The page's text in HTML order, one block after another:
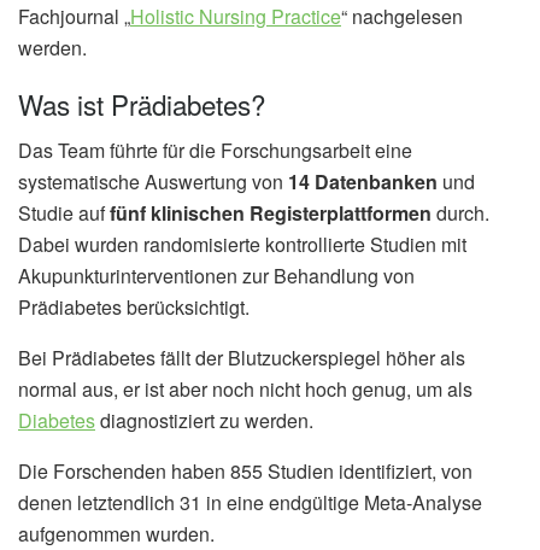
Fachjournal „Holistic Nursing Practice“ nachgelesen
werden.
Was ist Prädiabetes?
Das Team führte für die Forschungsarbeit eine
systematische Auswertung von 14 Datenbanken und
Studie auffünf klinischen Registerplattformen durch.
Dabei wurden randomisierte kontrollierte Studien mit
Akupunkturinterventionen zur Behandlung von
Prädiabetes berücksichtigt.
Bei Prädiabetes fällt der Blutzuckerspiegel höher als
normal aus, er ist aber noch nicht hoch genug, um als
Diabetesdiagnostiziert zu werden.
Die Forschenden haben 855 Studien identifiziert, von
denen letztendlich 31 in eine endgültige Meta-Analyse
aufgenommen wurden.